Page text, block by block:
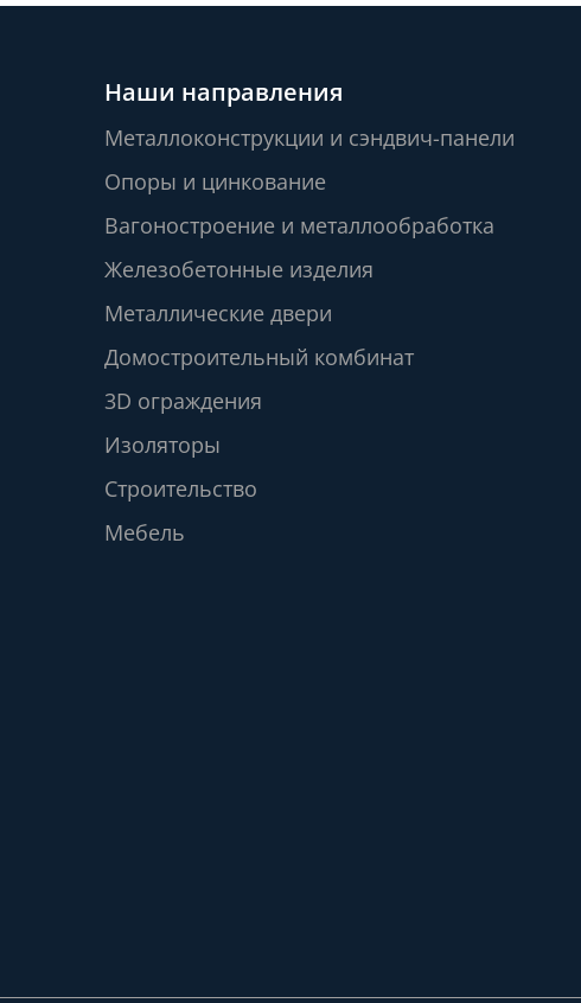
Наши направления
Металлоконструкции и сэндвич-панели
Опоры и цинкование
Вагоностроение и металлообработка
Железобетонные изделия
Металлические двери
Домостроительный комбинат
3D ограждения
Изоляторы
Строительство
Мебель